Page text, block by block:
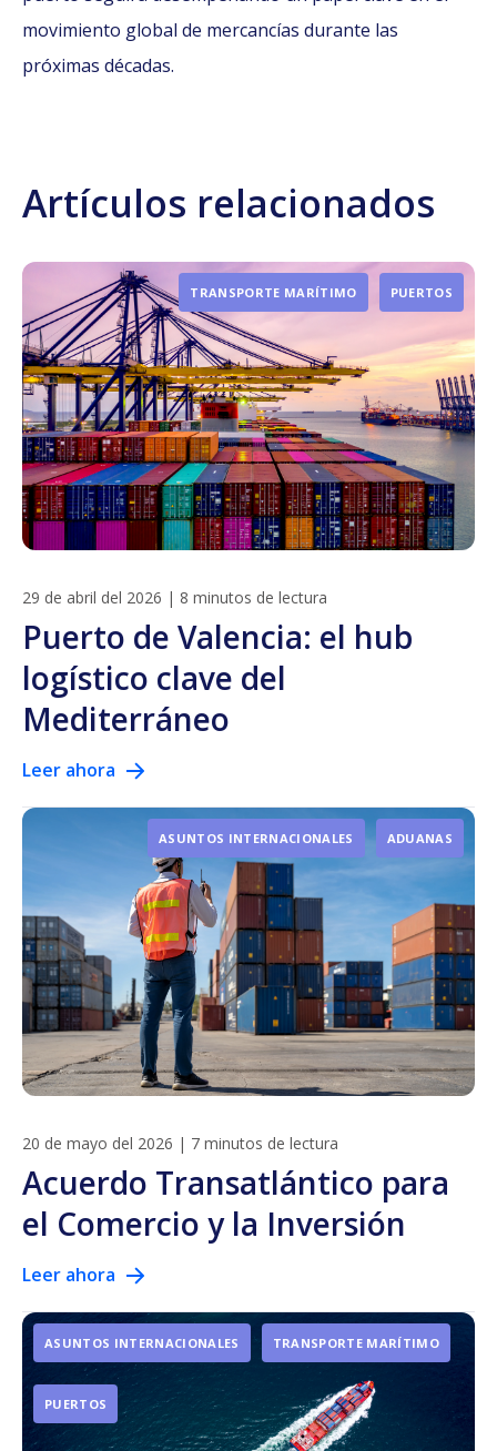
movimiento global de mercancías durante las
próximas décadas.
Artículos relacionados
TRANSPORTE MARÍTIMO PUERTOS
29 de abril del 2026 | 8 minutos de lectura
Puerto de Valencia: el hub
logístico clave del
Mediterráneo
Leer ahora
ASUNTOS INTERNACIONALES ADUANAS
20 de mayo del 2026 | 7 minutos de lectura
Acuerdo Transatlántico para
el Comercio y la Inversión
Leer ahora
ASUNTOS INTERNACIONALES TRANSPORTE MARÍTIMO
PUERTOS